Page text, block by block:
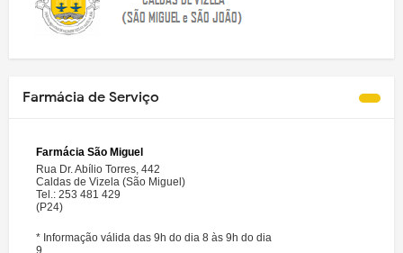
Farmácia de Serviço